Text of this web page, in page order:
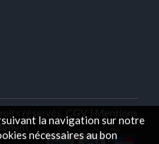
la navigation sur notre
nécessaires au bon